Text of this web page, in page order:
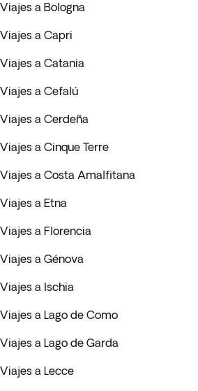
Viajes a Bologna
Viajes a Capri
Viajes a Catania
Viajes a Cefalú
Viajes a Cerdeña
Viajes a Cinque Terre
Viajes a Costa Amalfitana
Viajes a Etna
Viajes a Florencia
Viajes a Génova
Viajes a Ischia
Viajes a Lago de Como
Viajes a Lago de Garda
Viajes a Lecce